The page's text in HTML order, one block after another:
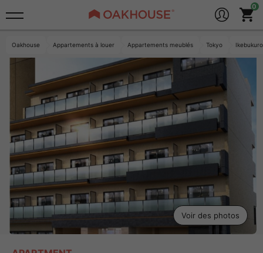
Oakhouse Appartements à louer Appartements meublés Tokyo
Voir des photos